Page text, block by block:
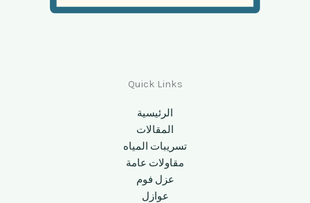
Quick Links
الرئيسية
المقالات
تسريبات المياه
مقاولات عامة
عزل فوم
عوازل